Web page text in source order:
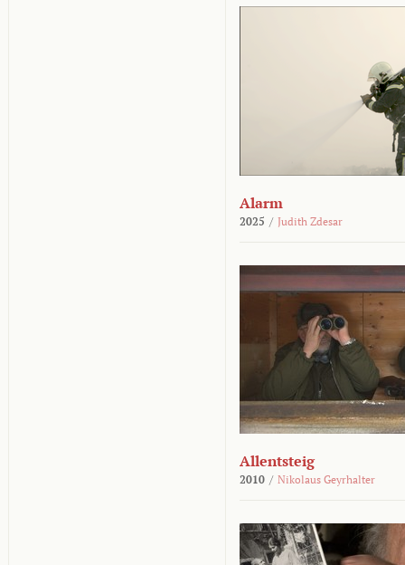
Alarm
2025 / Judith Zdesar
Allentsteig
2010 / Nikolaus Geyrhalter